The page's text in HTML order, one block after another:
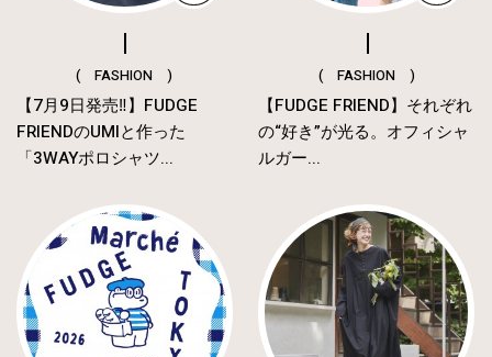
( FASHION )
【7月9日発売‼︎】FUDGE
FRIENDのUMIと作った
「3WAYポロシャツ...
( FASHION )
【FUDGE FRIEND】それぞれ
の“好き”が光る。オフィシャ
ルガー...